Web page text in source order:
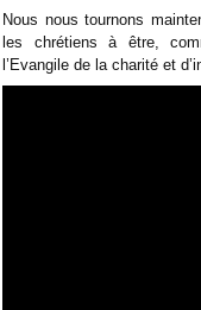
Nous nous tournons
les chrétiens à être,
l’Evangile de la charité et